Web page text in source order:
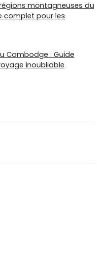
montagneuses du
complet pour les
Cambodge : Guide
inoubliable